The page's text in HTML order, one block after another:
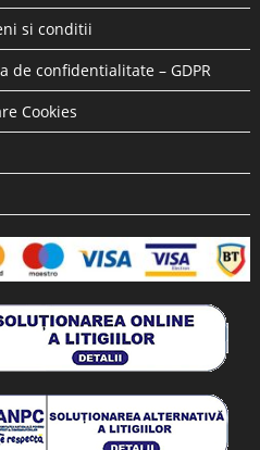
si conditii
de confidentialitate – GDPR
Cookies